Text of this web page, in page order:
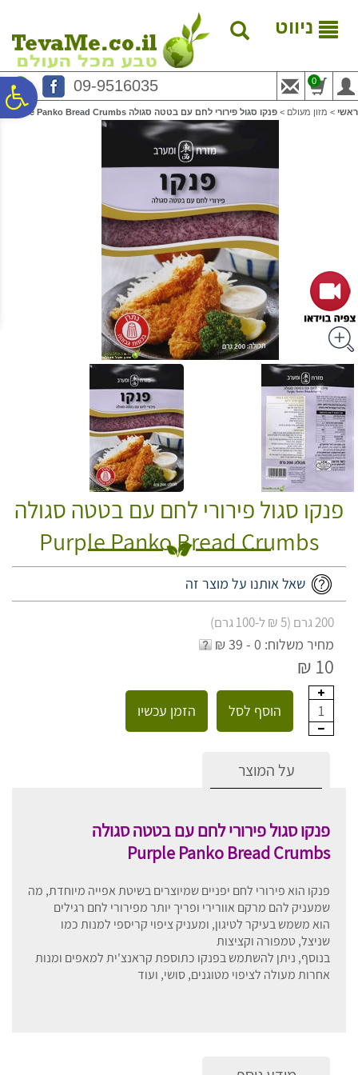
נגישות
המרכזי
ניווט
09-9516035 0
ראשי > מזון מעולם > פנקו סגול פירורי לחם עם בטטה סגולה Purple Panko Bread Crumbs
פנקו סגול פירורי לחם עם בטטה סגולה
Purple Panko Bread Crumbs
שאל אותנו על מוצר זה
200 גרם (5 ₪ ל-100 גרם)
מחיר משלוח: 0 - 39 ₪
10 ₪
1 הוסף לסל הזמן עכשיו
על המוצר
פנקו סגול פירורי לחם עם בטטה סגולה
Purple Panko Bread Crumbs
פנקו הוא פירורי לחם יפניים שמיוצרים בשיטת אפייה מיוחדת, מה
שמעניק להם מרקם אוורירי ופריך יותר מפירורי לחם רגילים
הוא משמש בעיקר לטיגון, ומעניק ציפוי קריספי למנות כמו
שניצל, טמפורה וקציצות
בנוסף, ניתן להשתמש בפנקו כתוספת קראנצ'ית למאפים ומנות
אחרות מעולה לציפוי מטוגנים, סושי, ועוד